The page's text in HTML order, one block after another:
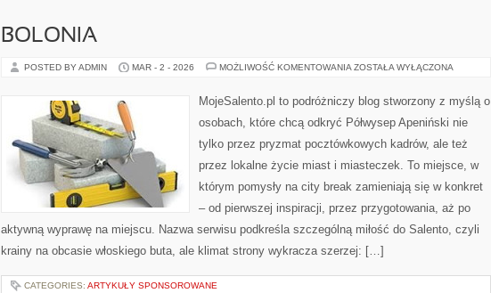
BOLONIA
POSTED BY ADMIN MAR - 2 - 2026 MOŻLIWOŚĆ KOMENTOWANIA BOLONIA
ZOSTAŁA WYŁĄCZONA
MojeSalento.pl to podróżniczy blog stworzony z myślą o
osobach, które chcą odkryć Półwysep Apeniński nie
tylko przez pryzmat pocztówkowych kadrów, ale też
przez lokalne życie miast i miasteczek. To miejsce, w
którym pomysły na city break zamieniają się w konkret
– od pierwszej inspiracji, przez przygotowania, aż po
aktywną wyprawę na miejscu. Nazwa serwisu podkreśla szczególną miłość do Salento, czyli
krainy na obcasie włoskiego buta, ale klimat strony wykracza szerzej: […]
CATEGORIES: ARTYKUŁY SPONSOROWANE